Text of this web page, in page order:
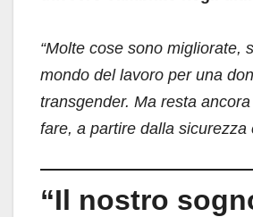
“Molte cose sono migliorate,
mondo del lavoro per una
transgender. Ma resta
fare, a partire dalla sicurezza
“Il nostro